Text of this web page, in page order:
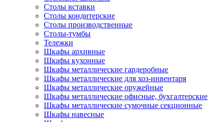
Столы вставки
Столы кондитерские
Столы производственные
Столы-тумбы
Тележки
Шкафы архивные
Шкафы кухонные
Шкафы металлические гардеробные
Шкафы металлические для хоз-инвентаря
Шкафы металлические оружейные
Шкафы металлические офисные, бухгалтерские
Шкафы металлические сумочные секционные
Шкафы навесные